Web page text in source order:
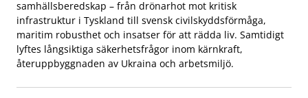
samhällsberedskap – från drönarhot mot kritisk
infrastruktur i Tyskland till svensk civilskyddsförmåga,
maritim robusthet och insatser för att rädda liv. Samtidigt
lyftes långsiktiga säkerhetsfrågor inom kärnkraft,
återuppbyggnaden av Ukraina och arbetsmiljö.